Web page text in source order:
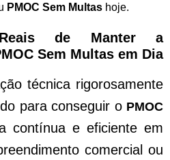
PMOC Sem Multas hoje.
de Manter a
Sem Multas em Dia
técnica rigorosamente
para conseguir o PMOC
contínua e eficiente em
comercial ou